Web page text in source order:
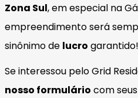
Zona Sul, em especial na
empreendimento será
sinônimo de lucro garantido!
Se interessou pelo Grid
nosso formulário com